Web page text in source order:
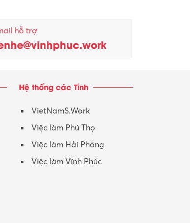
Nhân viên kinh doanh
Nhân viên thu mua
Nhân viên CSKH
Phục vụ khác
Promotion Girl (PG)
KCN Sông Lô I
KCN Tam Dương
hỗ trợ
Hệ thống các Tỉnh
VietNamS.Work
Việc làm Phú Thọ
Việc làm Hải Phòng
Việc làm Vĩnh Phúc